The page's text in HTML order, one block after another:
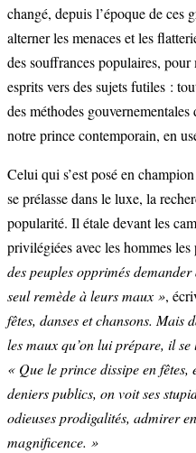
changé, depuis l’époque de ces
alterner les menaces et les
des souffrances populaires,
esprits vers des sujets futiles :
des méthodes
notre prince contemporain, en
Celui qui s’est posé en
se prélasse dans le luxe, la
popularité. Il étale devant les
privilégiées avec les hommes
des peuples opprimés
seul remède à leurs maux »,
fêtes, danses et chansons. Mais
les maux qu’on lui prépare, il
« Que le prince dissipe en fêtes,
deniers publics, on voit ses
odieuses prodigalités, admirer
magnificence. »